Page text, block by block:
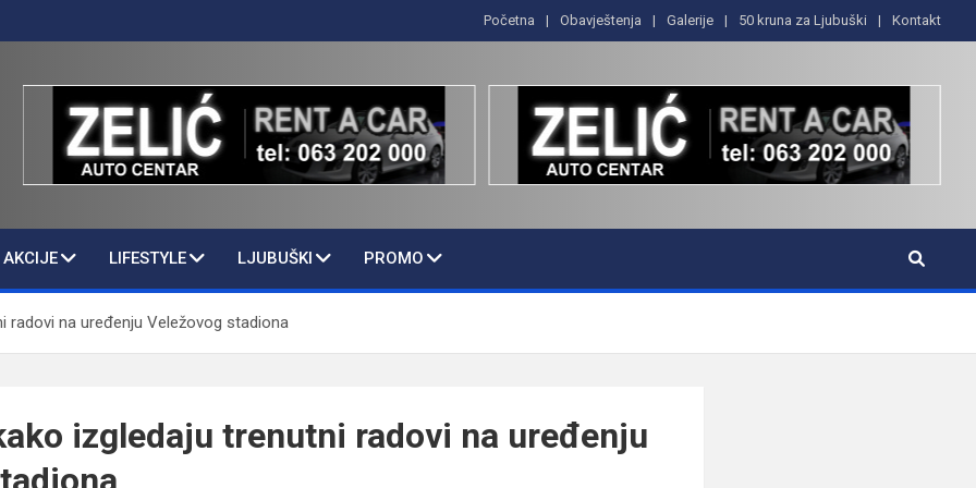
Početna Obavještenja Galerije 50 kruna za Ljubuški Kontakt
LIFESTYLE LJUBUŠKI PROMO
radovi na uređenju Veležovog stadiona
izgledaju trenutni radovi na uređenju